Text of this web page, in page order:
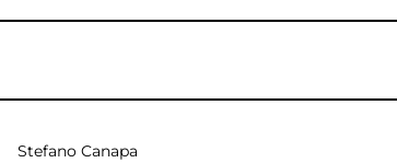
Stefano Canapa